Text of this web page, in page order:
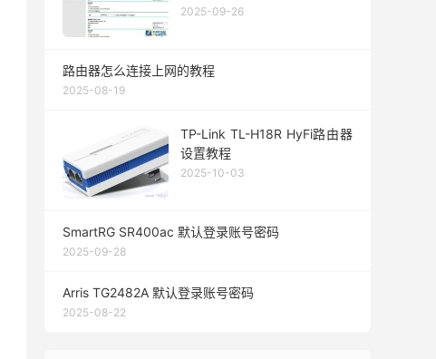
2025-09-26
路由器怎么连接上网的教程
2025-08-19
TP-Link TL-H18R HyFi路由器
设置教程
2025-10-03
SmartRG SR400ac 默认登录账号密码
2025-09-28
Arris TG2482A 默认登录账号密码
2025-08-22